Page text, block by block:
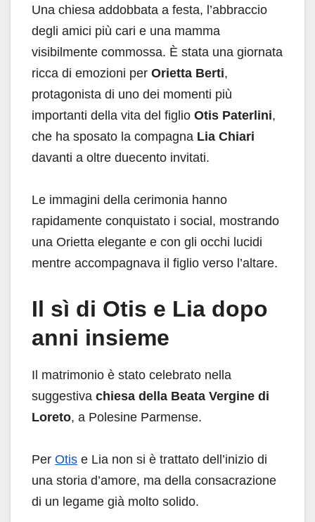
Una chiesa addobbata a festa, l’abbraccio
degli amici più cari e una mamma
visibilmente commossa. È stata una giornata
ricca di emozioni per Orietta Berti,
protagonista di uno dei momenti più
importanti della vita del figlio Otis Paterlini,
che ha sposato la compagna Lia Chiari
davanti a oltre duecento invitati.
Le immagini della cerimonia hanno
rapidamente conquistato i social, mostrando
una Orietta elegante e con gli occhi lucidi
mentre accompagnava il figlio verso l’altare.
Il sì di Otis e Lia dopo
anni insieme
Il matrimonio è stato celebrato nella
suggestiva chiesa della Beata Vergine di
Loreto, a Polesine Parmense.
Per Otis e Lia non si è trattato dell’inizio di
una storia d’amore, ma della consacrazione
di un legame già molto solido.